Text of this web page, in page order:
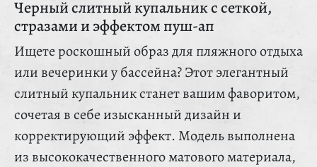
Черный слитный купальник с сеткой,
стразами и эффектом пуш-ап
Ищете роскошный образ для пляжного отдыха
или вечеринки у бассейна? Этот элегантный
слитный купальник станет вашим фаворитом,
сочетая в себе изысканный дизайн и
корректирующий эффект. Модель выполнена
из высококачественного матового материала,